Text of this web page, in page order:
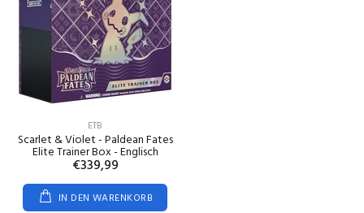
ETB
Scarlet & Violet - Paldean Fates
Elite Trainer Box - Englisch
€339,99
IN DEN WARENKORB